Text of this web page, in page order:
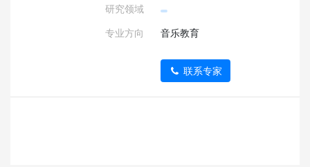
研究领域
专业方向
音乐教育
联系专家